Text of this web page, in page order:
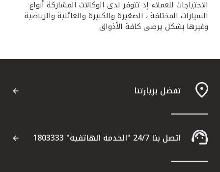
الاحتياجات للعملاء إذ تتوفر لدى الوكالات المشاركة أنواع
السيارات المختلفة ، الصغيرة والكبيرة والعائلية والرياضية
وغيرها بشكل يرضى كافة الأذواق
تفضل بزيارتنا
اتصل بنا 24/7 "الخدمة الهاتفية" 1803333